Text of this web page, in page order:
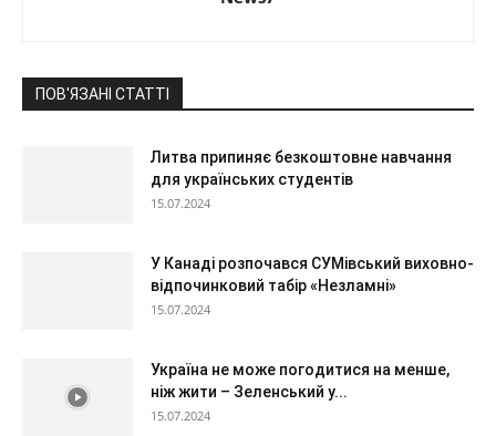
ПОВ'ЯЗАНІ СТАТТІ
Литва припиняє безкоштовне навчання
для українських студентів
15.07.2024
У Канаді розпочався СУМівський виховно-
відпочинковий табір «Незламні»
15.07.2024
Україна не може погодитися на менше,
ніж жити – Зеленський у...
15.07.2024